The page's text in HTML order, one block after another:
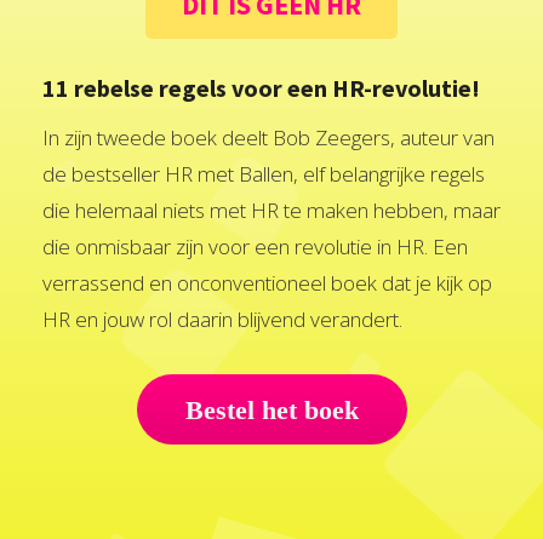
11 rebelse regels voor een HR-revolutie!
In zijn tweede boek deelt Bob Zeegers, auteur van
de bestseller HR met Ballen, elf belangrijke regels
die helemaal niets met HR te maken hebben, maar
die onmisbaar zijn voor een revolutie in HR. Een
verrassend en onconventioneel boek dat je kijk op
HR en jouw rol daarin blijvend verandert.
Bestel het boek